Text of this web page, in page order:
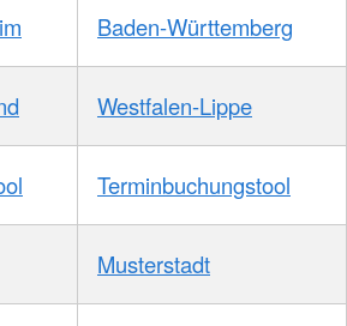
Baden-Württemberg
Westfalen-Lippe
Terminbuchungstool
Musterstadt